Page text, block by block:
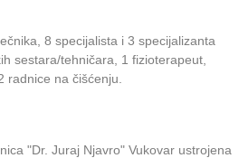
8 specijalista i 3 specijalizanta
sestara/tehničara, 1 fizioterapeut,
radnice na čišćenju.
"Dr. Juraj Njavro" Vukovar ustrojena